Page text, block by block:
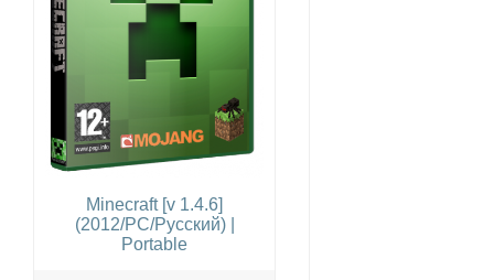
Minecraft [v 1.4.6]
(2012/PC/Русский) |
Portable